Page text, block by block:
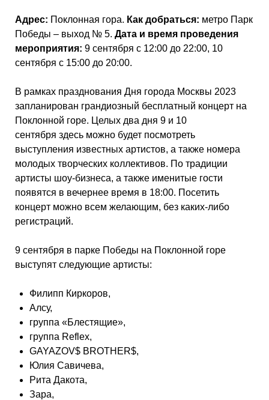
Адрес: Поклонная гора. Как добраться: метро Парк
Победы – выход № 5. Дата и время проведения
мероприятия: 9 сентября с 12:00 до 22:00, 10
сентября с 15:00 до 20:00.
В рамках празднования Дня города Москвы 2023
запланирован грандиозный бесплатный концерт на
Поклонной горе. Целых два дня 9 и 10
сентября здесь можно будет посмотреть
выступления известных артистов, а также номера
молодых творческих коллективов. По традиции
артисты шоу-бизнеса, а также именитые гости
появятся в вечернее время в 18:00. Посетить
концерт можно всем желающим, без каких-либо
регистраций.
9 сентября в парке Победы на Поклонной горе
выступят следующие артисты:
Филипп Киркоров,
Алсу,
группа «Блестящие»,
группа Reflex,
GAYAZOV$ BROTHER$,
Юлия Савичева,
Рита Дакота,
Зара,